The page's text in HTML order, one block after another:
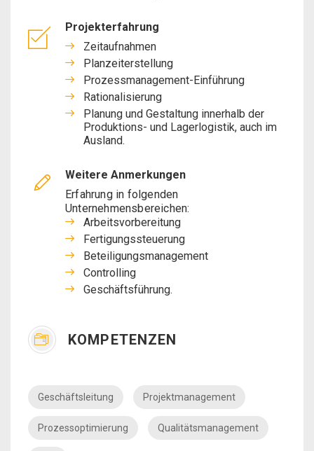
Projekterfahrung
Zeitaufnahmen
Planzeiterstellung
Prozessmanagement-Einführung
Rationalisierung
Planung und Gestaltung innerhalb der
Produktions- und Lagerlogistik, auch im
Ausland.
Weitere Anmerkungen
Erfahrung in folgenden
Unternehmensbereichen:
Arbeitsvorbereitung
Fertigungssteuerung
Beteiligungsmanagement
Controlling
Geschäftsführung.
KOMPETENZEN
Geschäftsleitung Projektmanagement
Prozessoptimierung Qualitätsmanagement